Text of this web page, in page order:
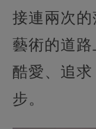
接連兩次
藝術的道
酷愛、追
步。